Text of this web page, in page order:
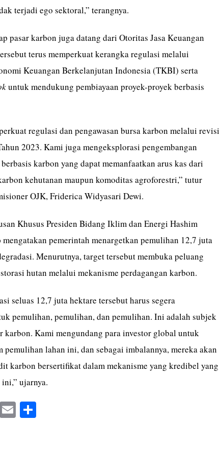
terjadi ego sektoral,” terangnya.
pasar karbon juga datang dari Otoritas Jasa Keuangan
terus memperkuat kerangka regulasi melalui
Keuangan Berkelanjutan Indonesia (TKBI) serta
untuk mendukung pembiayaan proyek-proyek berbasis
regulasi dan pengawasan bursa karbon melalui revisi
2023. Kami juga mengeksplorasi pengembangan
karbon yang dapat memanfaatkan arus kas dari
kehutanan maupun komoditas agroforestri,” tutur
OJK, Friderica Widyasari Dewi.
Khusus Presiden Bidang Iklim dan Energi Hashim
pemerintah menargetkan pemulihan 12,7 juta
Menurutnya, target tersebut membuka peluang
hutan melalui mekanisme perdagangan karbon.
seluas 12,7 juta hektare tersebut harus segera
pemulihan, pemulihan, dan pemulihan. Ini adalah subjek
karbon. Kami mengundang para investor global untuk
pemulihan lahan ini, dan sebagai imbalannya, mereka akan
karbon bersertifikat dalam mekanisme yang kredibel yang
ujarnya.
E S